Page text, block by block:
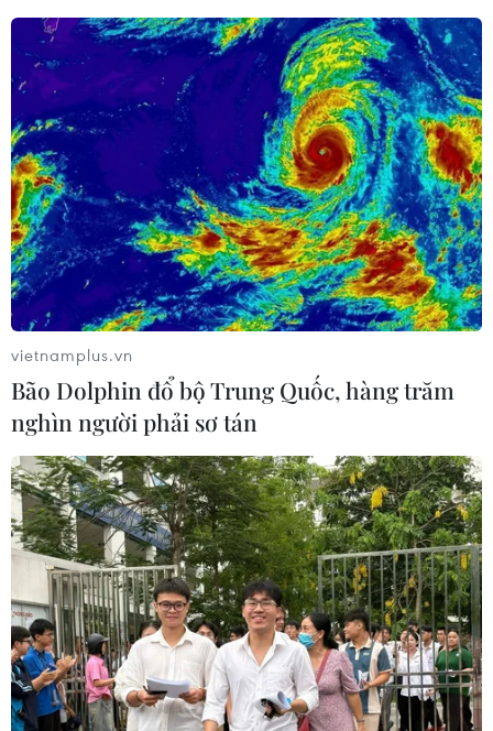
TIN CÙNG CHUYÊN MỤC
vietnamplus.vn
Bão Dolphin đổ bộ Trung Quốc, hàng trăm
nghìn người phải sơ tán